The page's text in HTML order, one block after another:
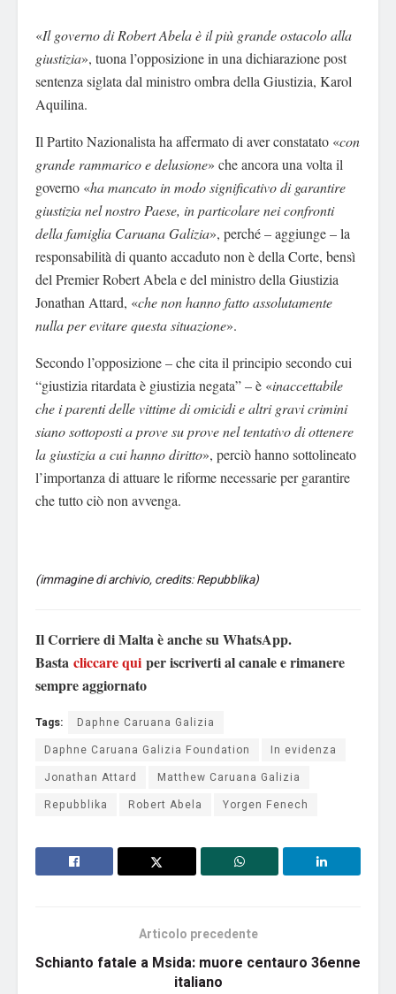
«Il governo di Robert Abela è il più grande ostacolo alla
giustizia», tuona l’opposizione in una dichiarazione post
sentenza siglata dal ministro ombra della Giustizia, Karol
Aquilina.
Il Partito Nazionalista ha affermato di aver constatato «con
grande rammarico e delusione» che ancora una volta il
governo «ha mancato in modo significativo di garantire
giustizia nel nostro Paese, in particolare nei confronti
della famiglia Caruana Galizia», perché – aggiunge – la
responsabilità di quanto accaduto non è della Corte, bensì
del Premier Robert Abela e del ministro della Giustizia
Jonathan Attard, «che non hanno fatto assolutamente
nulla per evitare questa situazione».
Secondo l’opposizione – che cita il principio secondo cui
“giustizia ritardata è giustizia negata” – è «inaccettabile
che i parenti delle vittime di omicidi e altri gravi crimini
siano sottoposti a prove su prove nel tentativo di ottenere
la giustizia a cui hanno diritto», perciò hanno sottolineato
l’importanza di attuare le riforme necessarie per garantire
che tutto ciò non avvenga.
(immagine di archivio, credits: Repubblika)
Il Corriere di Malta è anche su WhatsApp.
Basta cliccare qui per iscriverti al canale e rimanere
sempre aggiornato
Tags:
Daphne Caruana Galizia
Daphne Caruana Galizia Foundation
In evidenza
Jonathan Attard
Matthew Caruana Galizia
Repubblika
Robert Abela Yorgen Fenech
Articolo precedente
Schianto fatale a Msida: muore centauro 36enne
italiano